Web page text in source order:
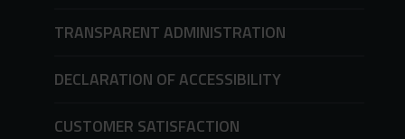
TRANSPARENT ADMINISTRATION
DECLARATION OF ACCESSIBILITY
CUSTOMER SATISFACTION